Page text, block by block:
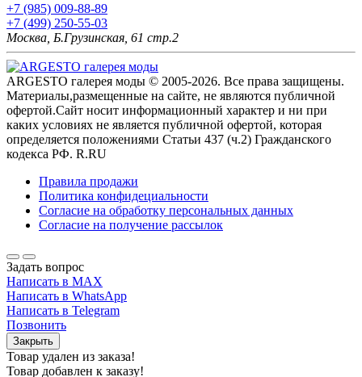
+7 (985) 009-88-89
+7 (499) 250-55-03
Москва, Б.Грузинская, 61 стр.2
ARGESTO галерея моды © 2005-2026. Все права защищены.
Материалы,размещенные на сайте, не являются публичной
офертой.Сайт носит информационный характер и ни при
каких условиях не является публичной офертой, которая
определяется положениями Статьи 437 (ч.2) Гражданского
кодекса РФ. R.RU
Правила продажи
Политика конфидециальности
Согласие на обработку персональных данных
Согласие на получение рассылок
Задать вопрос
Написать в MAX
Написать в WhatsApp
Написать в Telegram
Позвонить
Закрыть
Товар удален из заказа!
Товар добавлен к заказу!